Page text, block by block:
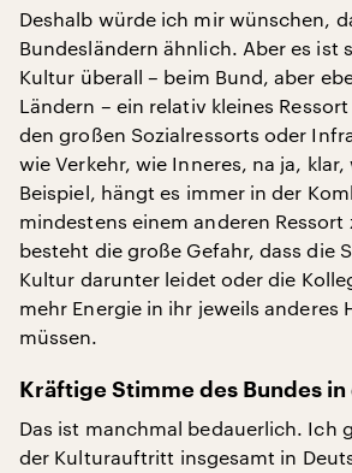
Deshalb würde ich mir wünschen,
Bundesländern ähnlich. Aber es ist
Kultur überall – beim Bund, aber
Ländern – ein relativ kleines
den großen Sozialressorts oder
wie Verkehr, wie Inneres, na ja,
Beispiel, hängt es immer in der
mindestens einem anderen Ressort
besteht die große Gefahr, dass die
Kultur darunter leidet oder die
mehr Energie in ihr jeweils anderes
müssen.
Kräftige Stimme des Bundes
Das ist manchmal bedauerlich. Ich
der Kulturauftritt insgesamt in